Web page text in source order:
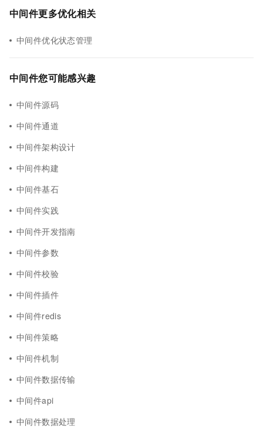
中间件更多优化相关
中间件优化状态管理
中间件您可能感兴趣
中间件源码
中间件通道
中间件架构设计
中间件构建
中间件基石
中间件实践
中间件开发指南
中间件参数
中间件校验
中间件插件
中间件redis
中间件策略
中间件机制
中间件数据传输
中间件api
中间件数据处理